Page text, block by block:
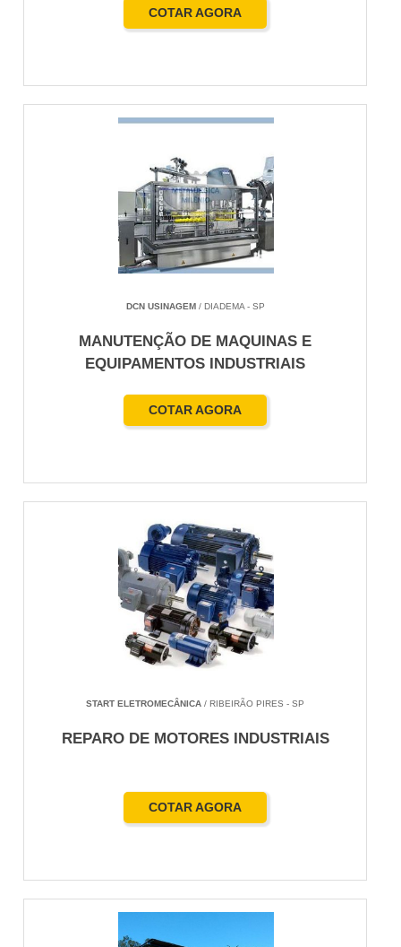
COTAR AGORA
DCN USINAGEM / DIADEMA - SP
MANUTENÇÃO DE MAQUINAS E
EQUIPAMENTOS INDUSTRIAIS
COTAR AGORA
START ELETROMECÂNICA / RIBEIRÃO PIRES - SP
REPARO DE MOTORES INDUSTRIAIS
COTAR AGORA